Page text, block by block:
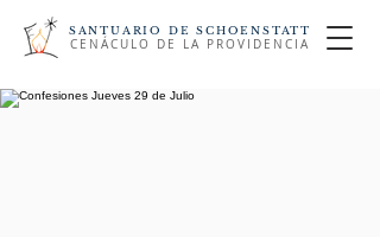
SANTUARIO DE SCHOENSTATT
CENÁCULO DE LA PROVIDENCIA